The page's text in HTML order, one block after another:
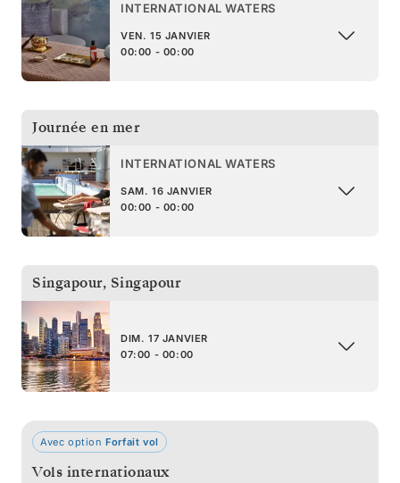
INTERNATIONAL WATERS
VEN. 15 JANVIER
00:00 - 00:00
Journée en mer
INTERNATIONAL WATERS
SAM. 16 JANVIER
00:00 - 00:00
Singapour, Singapour
DIM. 17 JANVIER
07:00 - 00:00
Avec option Forfait vol
Vols internationaux